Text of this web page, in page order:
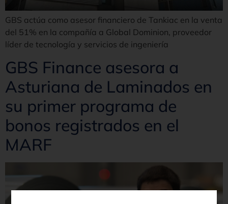
GBS actúa como asesor financiero de Tankiac en la venta
del 51% en la compañía a Global Dominion, proveedor
líder de tecnología y servicios de ingeniería
GBS Finance asesora a
Asturiana de Laminados en
su primer programa de
bonos registrados en el
MARF